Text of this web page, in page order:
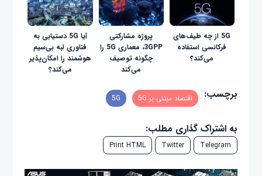
5G از چه طیف‌های
فرکانسی استفاده
می‌کند؟
پروژه مشارکتی
3GPP، معماری 5G را
چگونه توصیف
می‌کند
آیا 5G دستیابی به
فناوری لبه بی‌سیم
هوشمند را امکان‌پذیر
می‌کند؟
برچسب: اقتصاد مبتنی بر 5G 5G
به اشتراک گذاری مطلب:
Telegram
Twitter
Print HTML